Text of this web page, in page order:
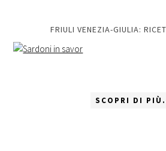
FRIULI VENEZIA-GIULIA:
SCOPRI DI